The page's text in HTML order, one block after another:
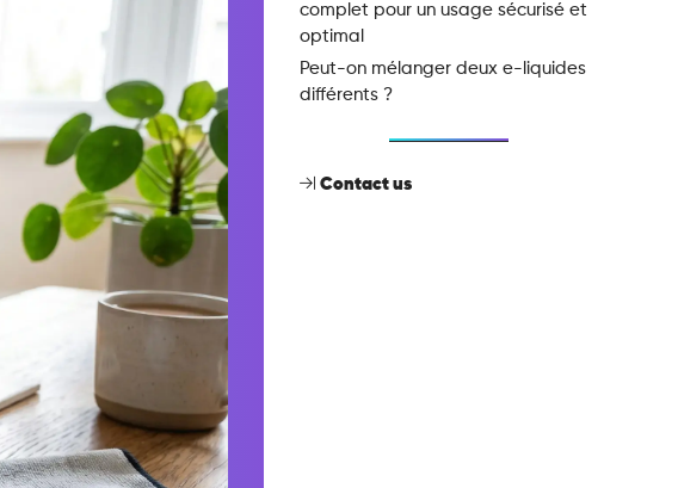
complet pour un usage sécurisé et
optimal
Peut-on mélanger deux e-liquides
différents ?
Contact us